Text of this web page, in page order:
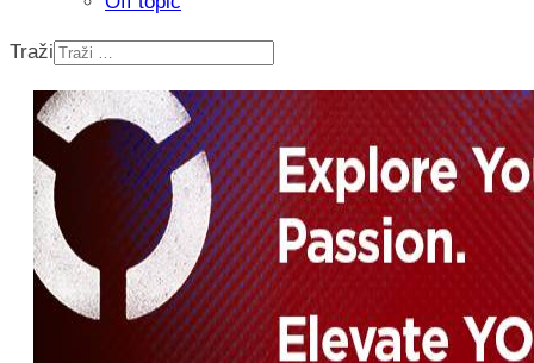
Isprobali smo: Thermostar
Traži